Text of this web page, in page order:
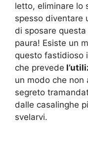
letto, eliminare lo
spesso diventare
di sposare
paura! Esiste un
questo fastidioso
che prevede
un modo che non
segreto
dalle casalinghe
svelarvi.